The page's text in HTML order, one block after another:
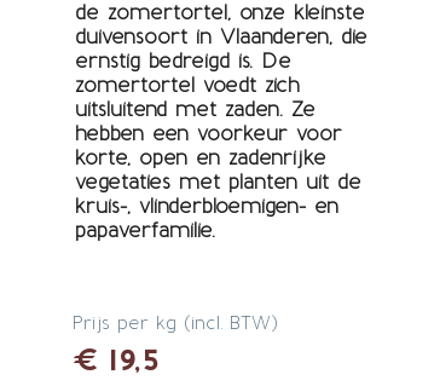
de zomertortel, onze kleinste
duivensoort in Vlaanderen, die
ernstig bedreigd is. De
zomertortel voedt zich
uitsluitend met zaden. Ze
hebben een voorkeur voor
korte, open en zadenrijke
vegetaties met planten uit de
kruis-, vlinderbloemigen- en
papaverfamilie.
Prijs per kg (incl. BTW)
€ 19,5